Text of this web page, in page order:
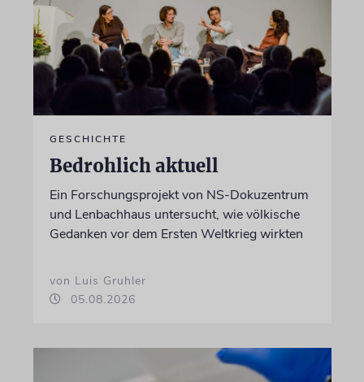
GESCHICHTE
Bedrohlich aktuell
Ein Forschungsprojekt von NS-Dokuzentrum
und Lenbachhaus untersucht, wie völkische
Gedanken vor dem Ersten Weltkrieg wirkten
von Luis Gruhler
05.08.2026